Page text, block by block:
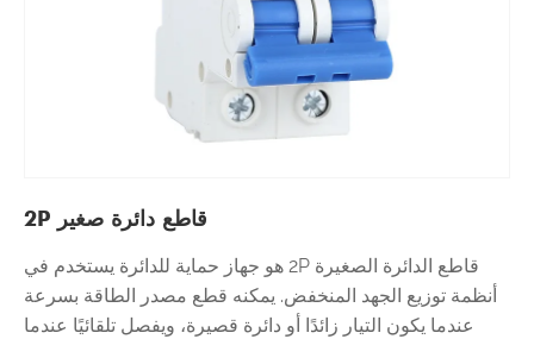
قاطع دائرة صغير 2P
قاطع الدائرة الصغيرة 2P هو جهاز حماية للدائرة يستخدم في
أنظمة توزيع الجهد المنخفض. يمكنه قطع مصدر الطاقة بسرعة
عندما يكون التيار زائدًا أو دائرة قصيرة، ويفصل تلقائيًا عندما